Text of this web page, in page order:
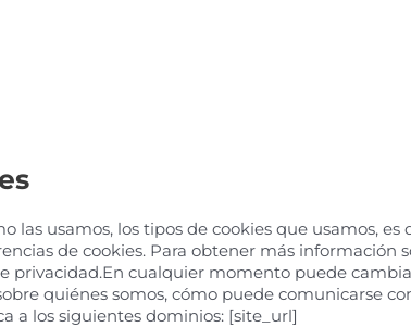
las usamos, los tipos de cookies que usamos,
de cookies. Para obtener más
privacidad.En cualquier momento puede
quiénes somos, cómo puede comunicarse
a los siguientes dominios: [site_url]